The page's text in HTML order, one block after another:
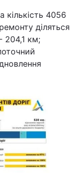
кількість 4056
діляться
204,1 км;